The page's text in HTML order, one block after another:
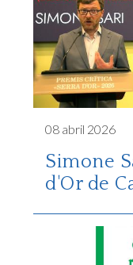
08 abril 2026
Simone
d'Or de